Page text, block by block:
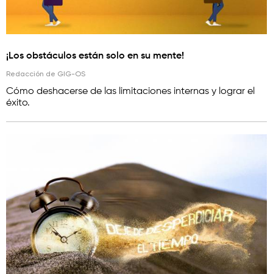
¡Los obstáculos están solo en su mente!
Redacción de GIG-OS
Cómo deshacerse de las limitaciones internas y lograr el
éxito.